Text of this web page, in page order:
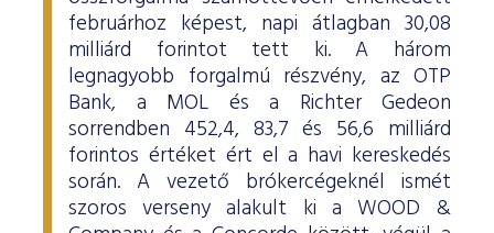
februárhoz képest, napi átlagban 30,08
milliárd forintot tett ki. A három
legnagyobb forgalmú részvény, az OTP
Bank, a MOL és a Richter Gedeon
sorrendben 452,4, 83,7 és 56,6 milliárd
forintos értéket ért el a havi kereskedés
során. A vezető brókercégeknél ismét
szoros verseny alakult ki a WOOD &